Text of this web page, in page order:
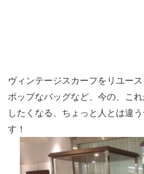
ヴィンテージスカーフをリユー
ポップなバッグなど、今の、こ
したくなる、ちょっと人とは違
す！